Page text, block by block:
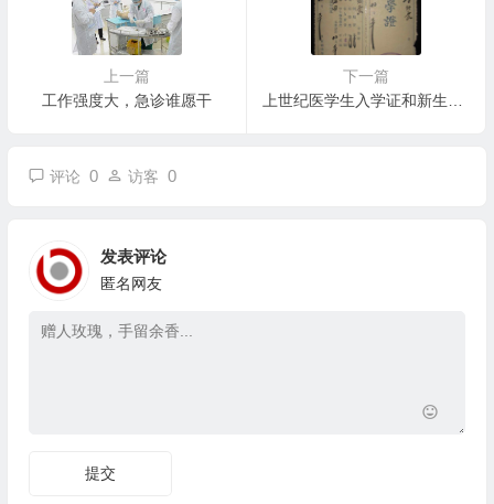
上一篇
工作强度大，急诊谁愿干
下一篇
评论 0 访客 0
发表评论
匿名网友